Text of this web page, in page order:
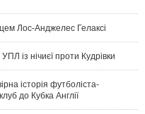
Лос-Анджелес Гелаксі
із нічиєї проти Кудрівки
історія футболіста-
до Кубка Англії